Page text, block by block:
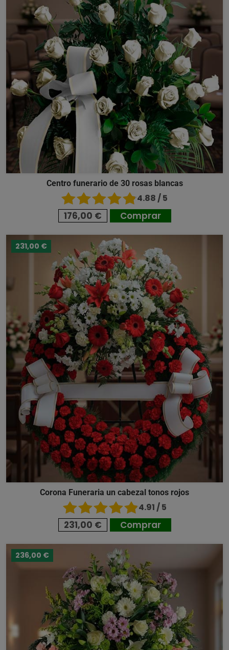
Centro funerario de 30 rosas blancas
4.88 / 5
176,00 € Comprar
231,00 €
Corona Funeraria un cabezal tonos rojos
4.91 / 5
231,00 € Comprar
236,00 €